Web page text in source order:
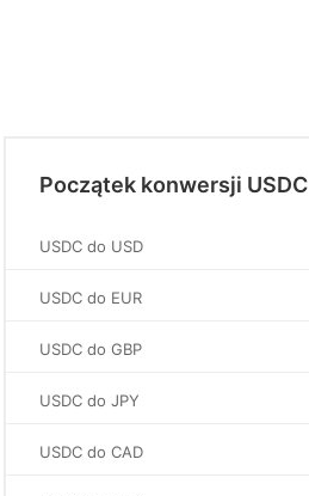
Początek konwersji USDC
USDC do USD
USDC do EUR
USDC do GBP
USDC do JPY
USDC do CAD